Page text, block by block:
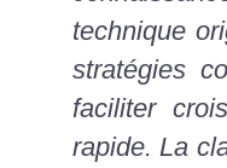
technique
stratégies
faciliter
rapide. La